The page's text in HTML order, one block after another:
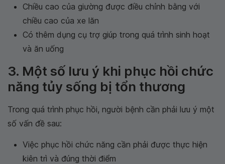
Chiều cao của giường được điều chỉnh bằng với
chiều cao của xe lăn
Có thêm dụng cụ trợ giúp trong quá trình sinh hoạt
và ăn uống
3. Một số lưu ý khi phục hồi chức
năng tủy sống bị tổn thương
Trong quá trình phục hồi, người bệnh cần phải lưu ý một
số vấn đề sau:
Việc phục hồi chức năng cần phải được thực hiện
kiên trì và đúng thời điểm